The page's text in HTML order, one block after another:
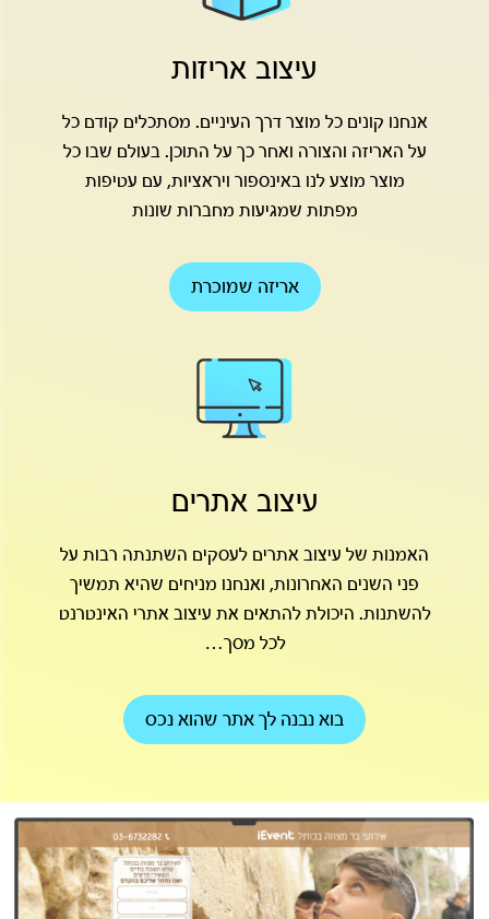
עיצוב אריזות
אנחנו קונים כל מוצר דרך העיניים. מסתכלים קודם כל
על האריזה והצורה ואחר כך על התוכן. בעולם שבו כל
מוצר מוצע לנו באינספור ויראציות, עם עטיפות
מפתות שמגיעות מחברות שונות
אריזה שמוכרת
עיצוב אתרים
האמנות של עיצוב אתרים לעסקים השתנתה רבות על
פני השנים האחרונות, ואנחנו מניחים שהיא תמשיך
להשתנות. היכולת להתאים את עיצוב אתרי האינטרנט
לכל מסך…
בוא נבנה לך אתר שהוא נכס